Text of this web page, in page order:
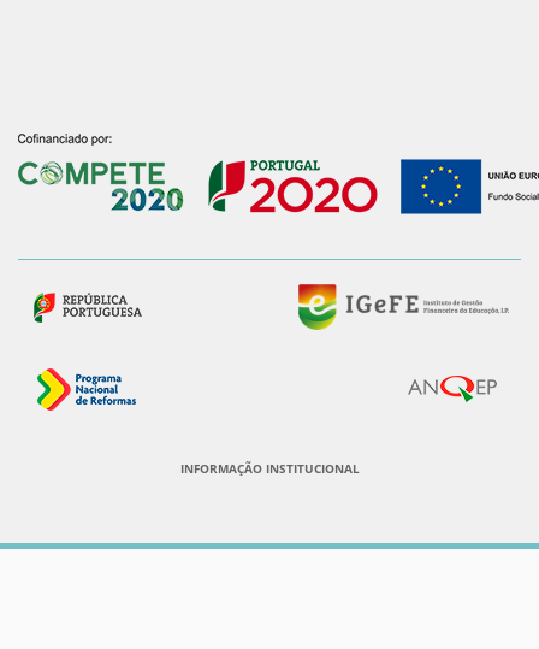
INFORMAÇÃO INSTITUCIONAL